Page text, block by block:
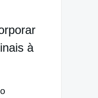
à